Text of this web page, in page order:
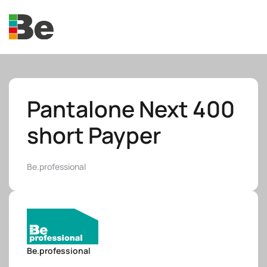
Skip to main content
Pantalone Next 400
short Payper
Be.professional
Be.professional